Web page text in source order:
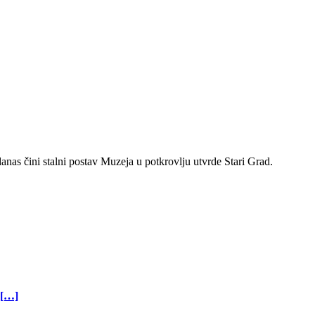
čini stalni postav Muzeja u potkrovlju utvrde Stari Grad.
[…]